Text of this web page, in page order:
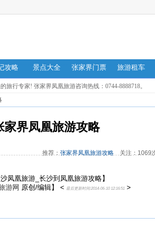
行专家! 张家界凤凰旅游咨询热线：0744-8888718。
攻略 景点大全 张家界门票 旅游租车
家界凤凰旅游攻略
推荐： 张家界凤凰旅游攻略关注：1069
沙凤凰旅游_长沙到凤凰旅游攻略】
游网 原创/编辑】 < 最后更新时间:2014-06-10 12:16:51 >